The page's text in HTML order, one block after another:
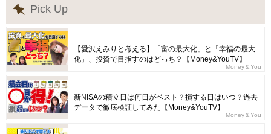
Pick Up
【愛沢えみりと考える】「富の最大化」と「幸福の最大
化」、投資で目指すのはどっち？【Money&YouTV】
Money＆You
新NISAの積立日は何日がベスト？損する日はいつ？過去
データで徹底検証してみた【Money&YouTV】
Money＆You